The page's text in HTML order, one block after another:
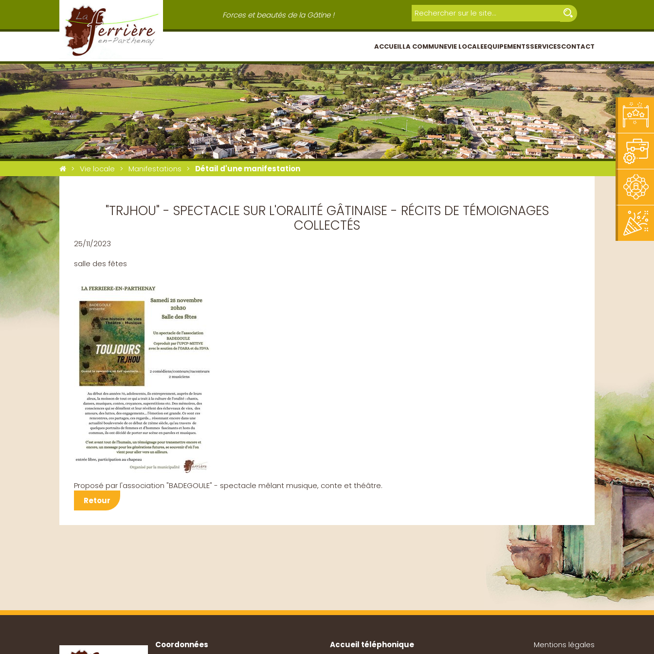
Forces et beautés de la Gâtine !
ACCUEILLA COMMUNEVIE LOCALEEQUIPEMENTSSERVICESCONTACT
Vie locale Manifestations Détail d'une manifestation
"TRJHOU" - SPECTACLE SUR L'ORALITÉ GÂTINAISE - RÉCITS DE TÉMOIGNAGES
COLLECTÉS
25/11/2023
salle des fêtes
Proposé par l'association "BADEGOULE" - spectacle mêlant musique, conte et théâtre.
Retour
Coordonnées Accueil téléphonique Mentions légales